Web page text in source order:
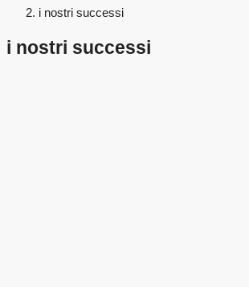
i nostri successi
i nostri successi